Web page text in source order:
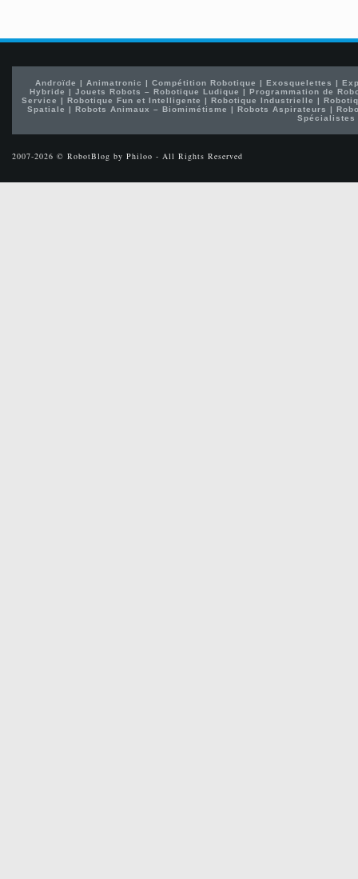
Androïde | Animatronic | Compétition Robotique | Exosquelettes |
Hybride |Jouets Robots – Robotique Ludique |Programmation de
Service | Robotique Fun et Intelligente | Robotique Industrielle |
Spatiale | Robots Animaux – Biomimétisme | Robots Aspirateurs |
Spécialistes
2007-2026 © RobotBlog by Philoo - All Rights Reserved